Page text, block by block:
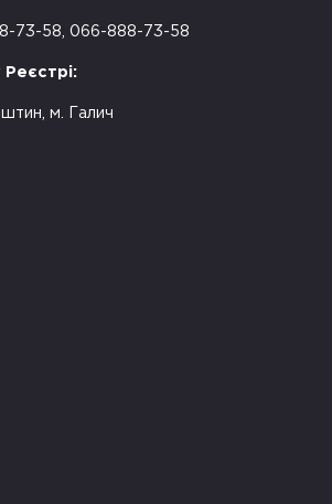
73-58, 066-888-73-58
Реєстрі:
м. Галич